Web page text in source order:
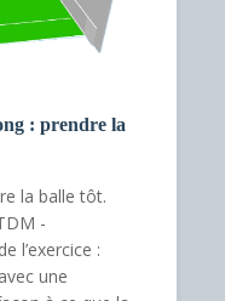
: prendre la
la balle tôt.
-
l’exercice :
une